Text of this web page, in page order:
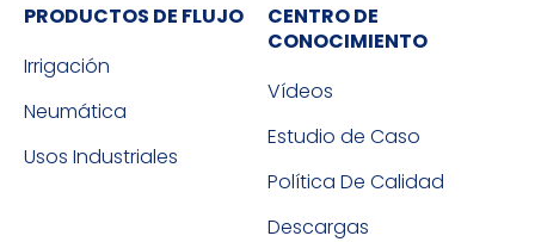
PRODUCTOS DE FLUJO
Irrigación
Neumática
Usos Industriales
CENTRO DE
CONOCIMIENTO
Vídeos
Estudio de Caso
Política De Calidad
Descargas